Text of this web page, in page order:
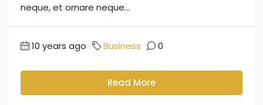
neque, et ornare neque...
10 years ago Business 0
Read More